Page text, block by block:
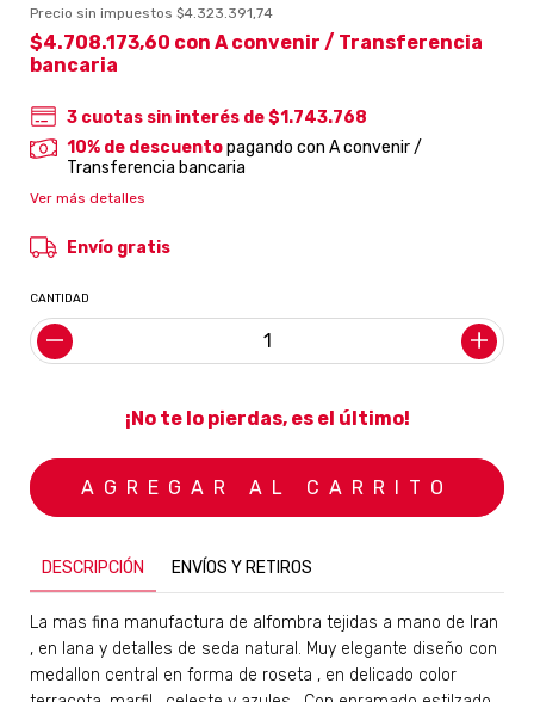
Precio sin impuestos $4.323.391,74
$4.708.173,60 con A convenir / Transferencia
bancaria
3 cuotas sin interés de$1.743.768
10% de descuentopagando con A convenir /
Transferencia bancaria
Ver más detalles
Envío gratis
CANTIDAD
¡No te lo pierdas, es el último!
DESCRIPCIÓN ENVÍOS Y RETIROS
La mas fina manufactura de alfombra tejidas a mano de Iran
, en lana y detalles de seda natural. Muy elegante diseño con
medallon central en forma de roseta , en delicado color